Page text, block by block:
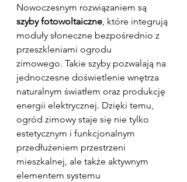
Nowoczesnym rozwiązaniem są
szyby fotowoltaiczne, które integrują
moduły słoneczne bezpośrednio z
przeszkleniami ogrodu
zimowego. Takie szyby pozwalają na
jednoczesne doświetlenie wnętrza
naturalnym światłem oraz produkcję
energii elektrycznej. Dzięki temu,
ogród zimowy staje się nie tylko
estetycznym i funkcjonalnym
przedłużeniem przestrzeni
mieszkalnej, ale także aktywnym
elementem systemu